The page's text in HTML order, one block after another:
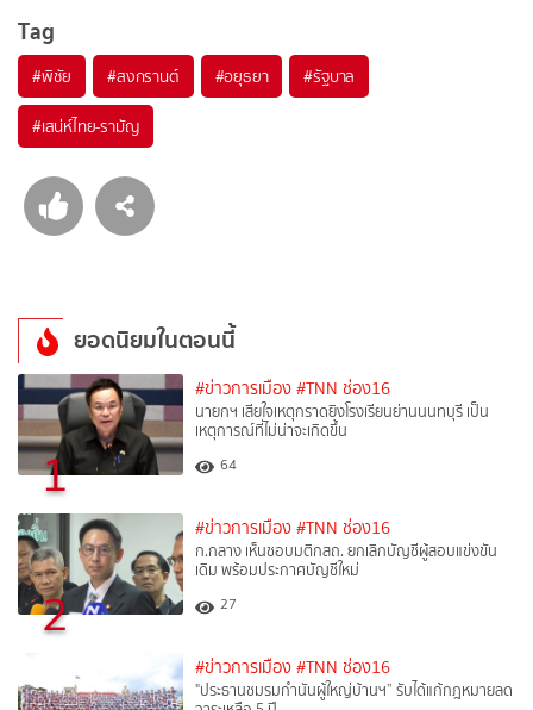
Tag
#พิชัย #สงกรานต์ #อยุธยา #รัฐบาล
#เสน่ห์ไทย-รามัญ
ยอดนิยมในตอนนี้
1
#ข่าวการเมือง #TNN ช่อง16
นายกฯ เสียใจเหตุกราดยิงโรงเรียนย่านนนทบุรี เป็น
เหตุการณ์ที่ไม่น่าจะเกิดขึ้น
64
2
#ข่าวการเมือง #TNN ช่อง16
ก.กลาง เห็นชอบมติกสถ. ยกเลิกบัญชีผู้สอบแข่งขัน
เดิม พร้อมประกาศบัญชีใหม่
27
#ข่าวการเมือง #TNN ช่อง16
"ประธานชมรมกำนันผู้ใหญ่บ้านฯ” รับได้แก้กฎหมายลด